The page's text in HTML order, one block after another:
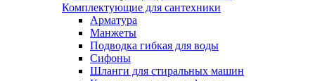
Комплектующие для сантехники
Арматура
Манжеты
Подводка гибкая для воды
Сифоны
Шланги для стиральных машин